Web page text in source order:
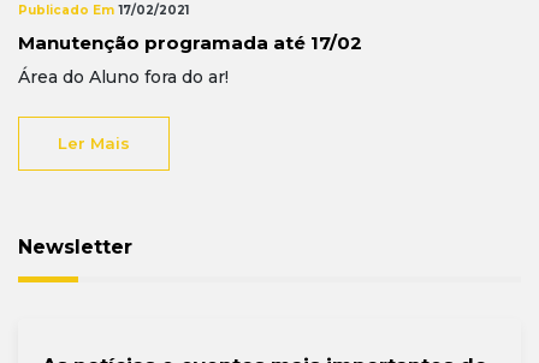
Publicado Em 17/02/2021
Manutenção programada até 17/02
Área do Aluno fora do ar!
Ler Mais
Newsletter